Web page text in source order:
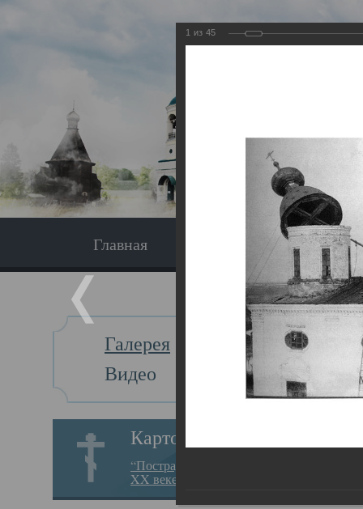
Главная Экскурсия
Галерея
Видео
Картотека
“Пострадавшие за веру в
XX веке на Севере”
Главная
1 из 45